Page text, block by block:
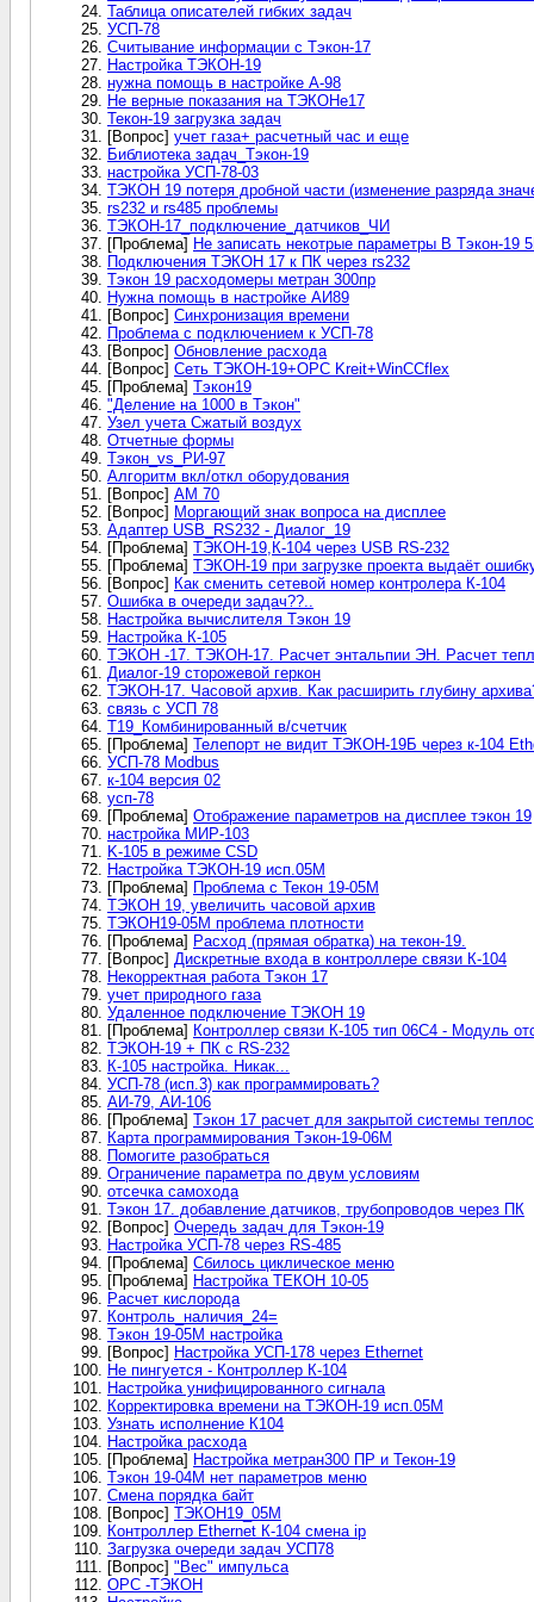
Таблица описателей гибких задач
УСП-78
Считывание информации с Тэкон-17
Настройка ТЭКОН-19
нужна помощь в настройке А-98
Не верные показания на ТЭКОНе17
Текон-19 загрузка задач
[Вопрос] учет газа+ расчетный час и еще
Библиотека задач_Тэкон-19
настройка УСП-78-03
ТЭКОН 19 потеря дробной части (изменение разряда
rs232 и rs485 проблемы
ТЭКОН-17_подключение_датчиков_ЧИ
[Проблема] Не записать некотрые параметры В Тэкон-19
Подключения ТЭКОН 17 к ПК через rs232
Тэкон 19 расходомеры метран 300пр
Нужна помощь в настройке АИ89
[Вопрос] Синхронизация времени
Проблема с подключением к УСП-78
[Вопрос] Обновление расхода
[Вопрос] Сеть ТЭКОН-19+OPC Kreit+WinCCflex
[Проблема] Тэкон19
"Деление на 1000 в Тэкон"
Узел учета Сжатый воздух
Отчетные формы
Тэкон_vs_РИ-97
Алгоритм вкл/откл оборудования
[Вопрос] AM 70
[Вопрос] Моргающий знак вопроса на дисплее
Адаптер USB_RS232 - Диалог_19
[Проблема] ТЭКОН-19,К-104 через USB RS-232
[Проблема] ТЭКОН-19 при загрузке проекта выдаёт
[Вопрос] Как сменить сетевой номер контролера К-104
Ошибка в очереди задач??..
Настройка вычислителя Тэкон 19
Настройка К-105
ТЭКОН -17. ТЭКОН-17. Расчет энтальпии ЭН. Расчет
Диалог-19 сторожевой геркон
ТЭКОН-17. Часовой архив. Как расширить глубину
связь с УСП 78
Т19_Комбинированный в/счетчик
[Проблема] Телепорт не видит ТЭКОН-19Б через к-104
УСП-78 Modbus
к-104 версия 02
усп-78
[Проблема] Отображение параметров на дисплее тэкон 19
настройка МИР-103
K-105 в режиме CSD
Настройка ТЭКОН-19 исп.05М
[Проблема] Проблема с Текон 19-05М
ТЭКОН 19, увеличить часовой архив
ТЭКОН19-05M проблема плотности
[Проблема] Расход (прямая обратка) на текон-19.
[Вопрос] Дискретные входа в контроллере связи К-104
Некорректная работа Тэкон 17
учет природного газа
Удаленное подключение ТЭКОН 19
[Проблема] Контроллер связи К-105 тип 06С4 - Модуль
ТЭКОН-19 + ПК с RS-232
К-105 настройка. Никак...
УСП-78 (исп.3) как программировать?
АИ-79, АИ-106
[Проблема] Тэкон 17 расчет для закрытой системы
Карта программирования Тэкон-19-06М
Помогите разобраться
Ограничение параметра по двум условиям
отсечка самохода
Тэкон 17. добавление датчиков, трубопроводов через ПК
[Вопрос] Очередь задач для Тэкон-19
Настройка УСП-78 через RS-485
[Проблема] Сбилось циклическое меню
[Проблема] Настройка ТЕКОН 10-05
Расчет кислорода
Контроль_наличия_24=
Тэкон 19-05М настройка
[Вопрос] Настройка УСП-178 через Ethernet
Не пингуется - Контроллер К-104
Настройка унифицированного сигнала
Корректировка времени на ТЭКОН-19 исп.05М
Узнать исполнение К104
Настройка расхода
[Проблема] Настройка метран300 ПР и Текон-19
Тэкон 19-04М нет параметров меню
Смена порядка байт
[Вопрос] ТЭКОН19_05М
Контроллер Ethernet К-104 смена ip
Загрузка очереди задач УСП78
[Вопрос] "Вес" импульса
OPC -ТЭКОН